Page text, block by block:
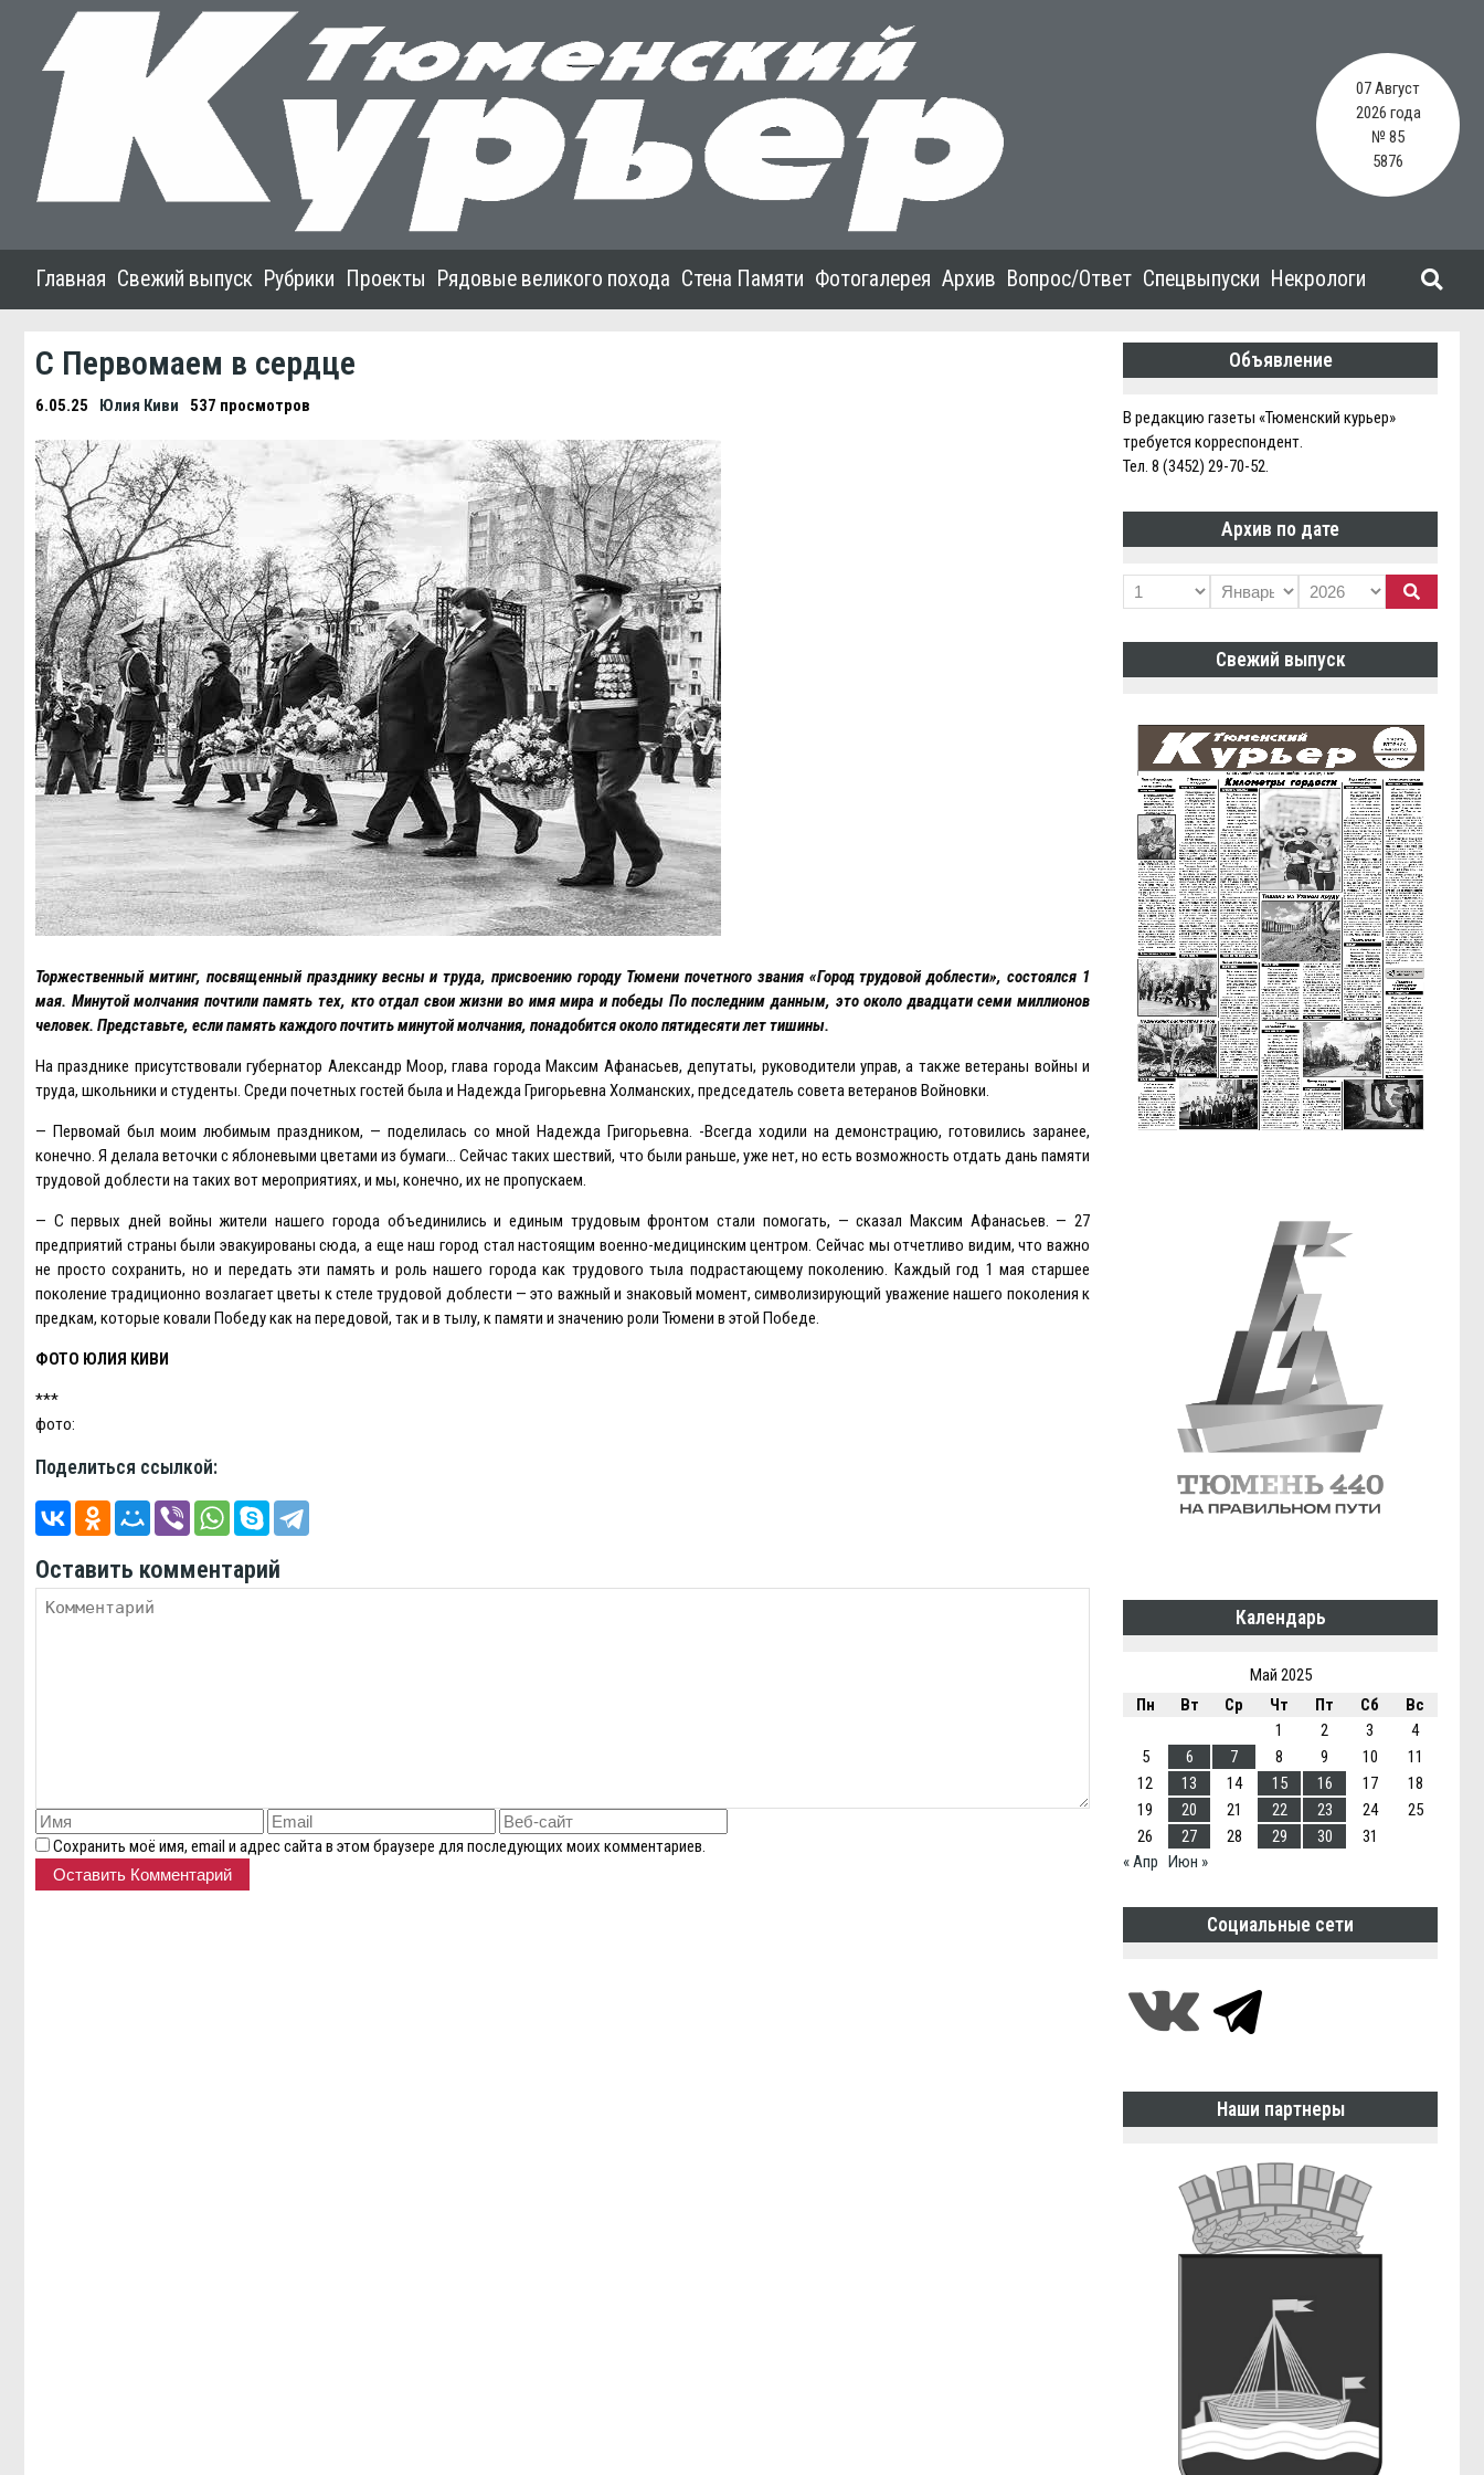
07 Август
2026 года
№ 85
5876
Главная Свежий выпуск Рубрики Проекты Рядовые великого похода Стена Памяти Фотогалерея Архив Вопрос/Ответ Спецвыпуски Некрологи
С Первомаем в сердце
6.05.25 Юлия Киви 537 просмотров
Торжественный митинг, посвященный празднику весны и труда, присвоению городу Тюмени почетного звания «Город трудовой доблести», состоялся 1
мая. Минутой молчания почтили память тех, кто отдал свои жизни во имя мира и победы По последним данным, это около двадцати семи миллионов
человек. Представьте, если память каждого почтить минутой молчания, понадобится около пятидесяти лет тишины.
На празднике присутствовали губернатор Александр Моор, глава города Максим Афанасьев, депутаты, руководители управ, а также ветераны войны и
труда, школьники и студенты. Среди почетных гостей была и Надежда Григорьевна Холманских, председатель совета ветеранов Войновки.
— Первомай был моим любимым праздником, — поделилась со мной Надежда Григорьевна. -Всегда ходили на демонстрацию, готовились заранее,
конечно. Я делала веточки с яблоневыми цветами из бумаги… Сейчас таких шествий, что были раньше, уже нет, но есть возможность отдать дань памяти
трудовой доблести на таких вот мероприятиях, и мы, конечно, их не пропускаем.
— С первых дней войны жители нашего города объединились и единым трудовым фронтом стали помогать, — сказал Максим Афанасьев. — 27
предприятий страны были эвакуированы сюда, а еще наш город стал настоящим военно-медицинским центром. Сейчас мы отчетливо видим, что важно
не просто сохранить, но и передать эти память и роль нашего города как трудового тыла подрастающему поколению. Каждый год 1 мая старшее
поколение традиционно возлагает цветы к стеле трудовой доблести — это важный и знаковый момент, символизирующий уважение нашего поколения к
предкам, которые ковали Победу как на передовой, так и в тылу, к памяти и значению роли Тюмени в этой Победе.
ФОТО ЮЛИЯ КИВИ
***
фото:
Поделиться ссылкой:
Оставить комментарий
Сохранить моё имя, email и адрес сайта в этом браузере для последующих моих комментариев.
Объявление
В редакцию газеты «Тюменский курьер»
требуется корреспондент.
Тел. 8 (3452) 29-70-52.
Архив по дате
Свежий выпуск
Календарь
Май 2025
Пн
Вт Ср Чт Пт Сб
Вс
1
2 3
4
5
6 7 8 9 10
11
12
13 14 15 16 17
18
19
20 21 22 23 24
25
26
27 28 29 30
31
« Апр Июн »
Социальные сети
Наши партнеры